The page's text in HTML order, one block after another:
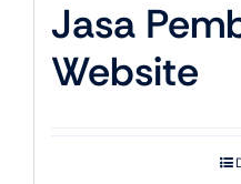
Jasa
Website